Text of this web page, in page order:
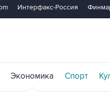
Интерфакс-Россия
Экономика Спорт